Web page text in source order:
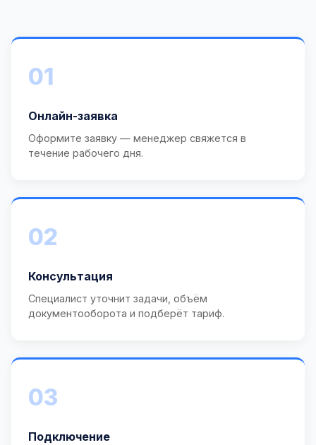
01
Онлайн-заявка
Оформите заявку — менеджер свяжется в
течение рабочего дня.
02
Консультация
Специалист уточнит задачи, объём
документооборота и подберёт тариф.
03
Подключение